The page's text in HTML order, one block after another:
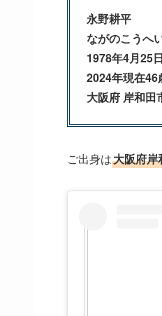
永野耕平
ながのこうへ
1978年4月25
2024年現在46
大阪府 岸和田
ご出身は大阪府岸